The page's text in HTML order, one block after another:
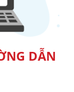
DẪN